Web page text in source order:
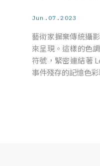
Jun.07.2023
藝術家摒棄傳統攝
來呈現。這樣的色
符號，緊密連結著
事件殘存的記憶色彩